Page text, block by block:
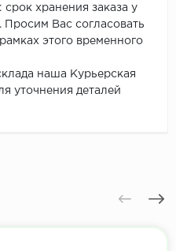
хранения заказа у
Просим Вас согласовать
этого временного
наша Курьерская
уточнения деталей